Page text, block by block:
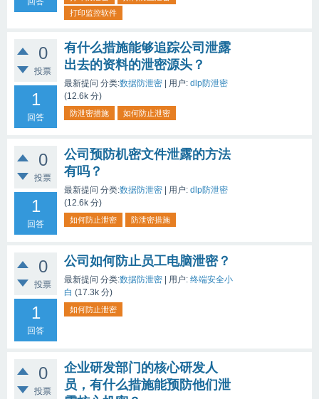
打印监控软件
0
投票
1
回答
有什么措施能够追踪公司泄露
出去的资料的泄密源头？
最新提问 分类:数据防泄密 用户: dlp防泄密
(12.6k 分)
防泄密措施 如何防止泄密
0
投票
1
回答
公司预防机密文件泄露的方法
有吗？
最新提问 分类:数据防泄密 用户: dlp防泄密
(12.6k 分)
如何防止泄密 防泄密措施
0
投票
1
回答
公司如何防止员工电脑泄密？
最新提问 分类:数据防泄密 用户: 终端安全小
白 (17.3k 分)
如何防止泄密
0
投票
企业研发部门的核心研发人
员，有什么措施能预防他们泄